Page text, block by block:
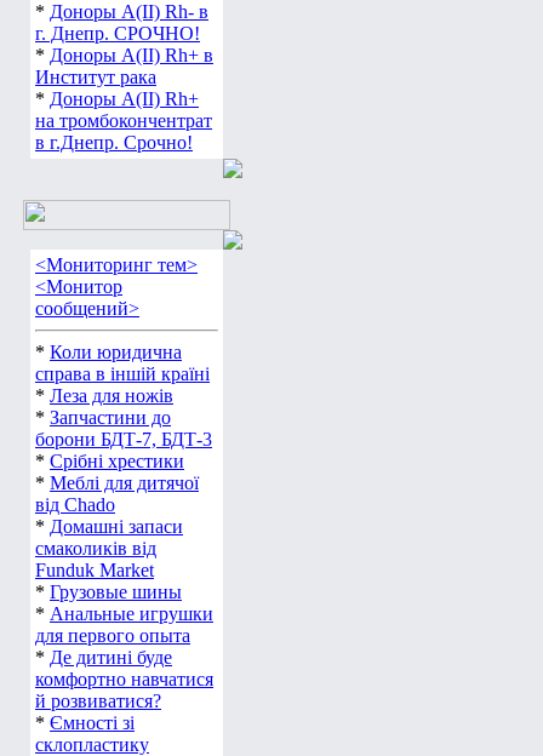
* Доноры А(ІІ) Rh- в
г. Днепр. СРОЧНО!
* Доноры А(ІІ) Rh+ в
Институт рака
* Доноры А(ІІ) Rh+
на тромбокончентрат
в г.Днепр. Срочно!
<Мониторинг тем>
<Монитор
сообщений>
* Коли юридична
справа в іншій країні
* Леза для ножів
* Запчастини до
борони БДТ-7, БДТ-3
* Срібні хрестики
* Меблі для дитячої
від Chado
* Домашні запаси
смаколиків від
Funduk Market
* Грузовые шины
* Анальные игрушки
для первого опыта
* Де дитині буде
комфортно навчатися
й розвиватися?
* Ємності зі
склопластику